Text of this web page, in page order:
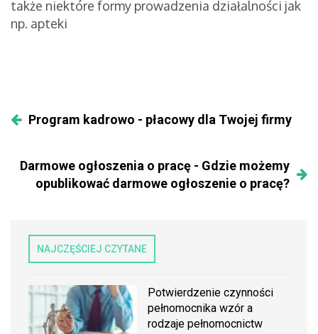
także niektóre formy prowadzenia działalności jak
np. apteki
Program kadrowo - płacowy dla Twojej firmy
Darmowe ogłoszenia o pracę - Gdzie możemy
opublikować darmowe ogłoszenie o pracę?
NAJCZĘŚCIEJ CZYTANE
Potwierdzenie czynności
pełnomocnika wzór a
rodzaje pełnomocnictw